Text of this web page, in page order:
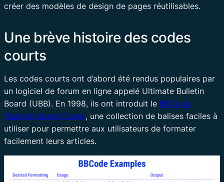
créer des modèles de design de pages réutilisables.
Une brève histoire des codes
courts
Les codes courts ont d’abord été rendus populaires par
un logiciel de forum en ligne appelé Ultimate Bulletin
Board (UBB). En 1998, ils ont introduit le BBCode
(Bulletin Board Code), une collection de balises faciles à
utiliser pour permettre aux utilisateurs de formater
facilement leurs articles.